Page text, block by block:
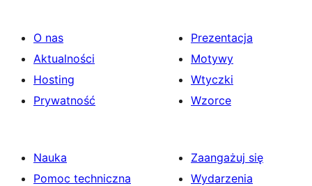
O nas
Aktualności
Hosting
Prywatność
Prezentacja
Motywy
Wtyczki
Wzorce
Nauka
Pomoc techniczna
Zaangażuj się
Wydarzenia